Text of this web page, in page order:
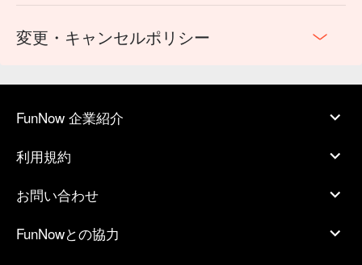
変更・キャンセルポリシー
FunNow 企業紹介
利用規約
お問い合わせ
FunNowとの協力